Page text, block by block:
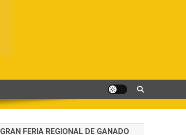
GRAN FERIA REGIONAL DE GANADO